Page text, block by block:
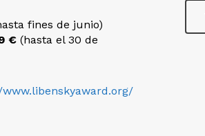
fines de junio)
€(hasta el 30 de